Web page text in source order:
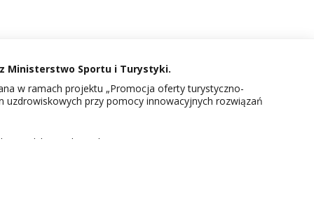
Ministerstwo Sportu i Turystyki.
w ramach projektu „Promocja oferty turystyczno-
uzdrowiskowych przy pomocy innowacyjnych rozwiązań
Polskie Uzdrowiska.